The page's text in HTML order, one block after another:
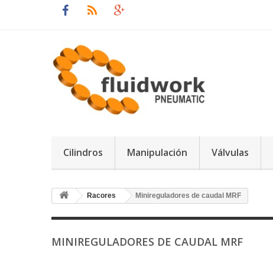
Cilindros Manipulación Válvulas
Racores Minireguladores de caudal MRF
MINIREGULADORES DE CAUDAL MRF